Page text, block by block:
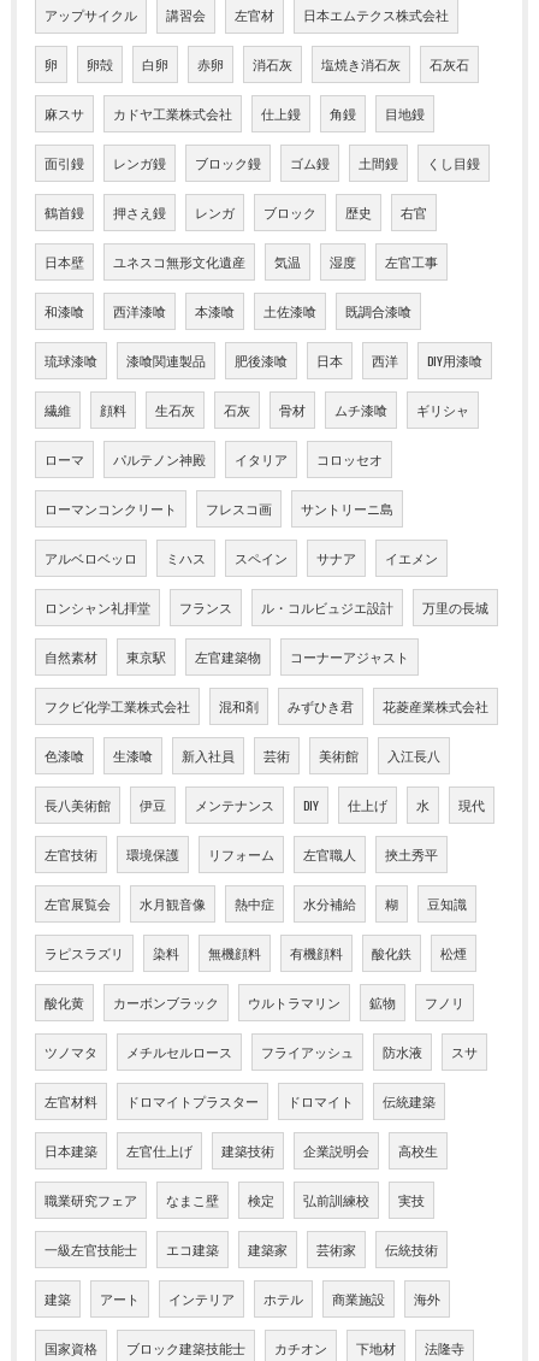
アップサイクル 講習会 左官材 日本エムテクス株式会社
卵 卵殻 白卵 赤卵 消石灰 塩焼き消石灰 石灰石
麻スサ カドヤ工業株式会社 仕上鏝 角鏝 目地鏝
面引鏝 レンガ鏝 ブロック鏝 ゴム鏝 土間鏝 くし目鏝
鶴首鏝 押さえ鏝 レンガ ブロック 歴史 右官
日本壁 ユネスコ無形文化遺産 気温 湿度 左官工事
和漆喰 西洋漆喰 本漆喰 土佐漆喰 既調合漆喰
琉球漆喰 漆喰関連製品 肥後漆喰 日本 西洋 DIY用漆喰
繊維 顔料 生石灰 石灰 骨材 ムチ漆喰 ギリシャ
ローマ パルテノン神殿 イタリア コロッセオ
ローマンコンクリート フレスコ画 サントリーニ島
アルベロベッロ ミハス スペイン サナア イエメン
ロンシャン礼拝堂 フランス ル・コルビュジエ設計 万里の長城
自然素材 東京駅 左官建築物 コーナーアジャスト
フクビ化学工業株式会社 混和剤 みずひき君 花菱産業株式会社
色漆喰 生漆喰 新入社員 芸術 美術館 入江長八
長八美術館 伊豆 メンテナンス DIY 仕上げ 水 現代
左官技術 環境保護 リフォーム 左官職人 挾土秀平
左官展覧会 水月観音像 熱中症 水分補給 糊 豆知識
ラピスラズリ 染料 無機顔料 有機顔料 酸化鉄 松煙
酸化黄 カーボンブラック ウルトラマリン 鉱物 フノリ
ツノマタ メチルセルロース フライアッシュ 防水液 スサ
左官材料 ドロマイトプラスター ドロマイト 伝統建築
日本建築 左官仕上げ 建築技術 企業説明会 高校生
職業研究フェア なまこ壁 検定 弘前訓練校 実技
一級左官技能士 エコ建築 建築家 芸術家 伝統技術
建築 アート インテリア ホテル 商業施設 海外
国家資格 ブロック建築技能士 カチオン 下地材 法隆寺